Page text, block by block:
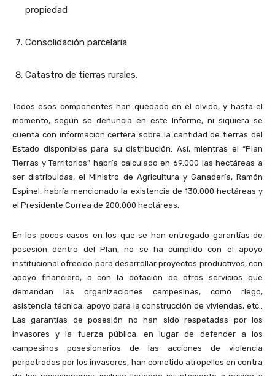
propiedad
Consolidación parcelaria
Catastro de tierras rurales.
Todos esos componentes han quedado en el olvido, y hasta el
momento, según se denuncia en este Informe, ni siquiera se
cuenta con información certera sobre la cantidad de tierras del
Estado disponibles para su distribución. Así, mientras el “Plan
Tierras y Territorios” habría calculado en 69.000 las hectáreas a
ser distribuidas, el Ministro de Agricultura y Ganadería, Ramón
Espinel, habría mencionado la existencia de 130.000 hectáreas y
el Presidente Correa de 200.000 hectáreas.
En los pocos casos en los que se han entregado garantías de
posesión dentro del Plan, no se ha cumplido con el apoyo
institucional ofrecido para desarrollar proyectos productivos, con
apoyo financiero, o con la dotación de otros servicios que
demandan las organizaciones campesinas, como riego,
asistencia técnica, apoyo para la construcción de viviendas, etc..
Las garantías de posesión no han sido respetadas por los
invasores y la fuerza pública, en lugar de defender a los
campesinos posesionarios de las acciones de violencia
perpetradas por los invasores, han cometido atropellos en contra